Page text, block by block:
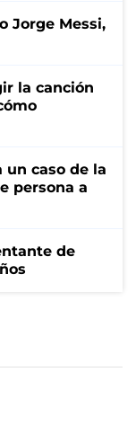
Jorge Messi,
la canción
un caso de la
persona a
de